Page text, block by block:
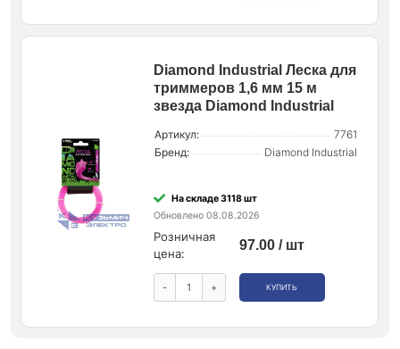
Diamond Industrial Леска для
триммеров 1,6 мм 15 м
звезда Diamond Industrial
Артикул:
7761
Бренд:
Diamond Industrial
На складе 3118 шт
Обновлено 08.08.2026
Розничная
цена:
97.00 / шт
- + КУПИТЬ